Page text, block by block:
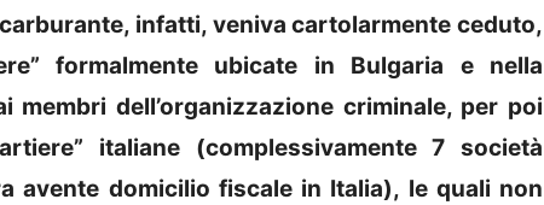
infatti, veniva cartolarmente ceduto,
formalmente ubicate in Bulgaria e nella
membri dell’organizzazione criminale, per poi
italiane (complessivamente 7 società
avente domicilio fiscale in Italia), le quali non